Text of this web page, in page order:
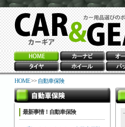
HOME>> 自動車保険
最新事情！自動車保険